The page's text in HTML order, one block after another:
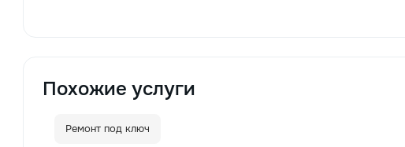
Похожие услуги
Ремонт под ключ